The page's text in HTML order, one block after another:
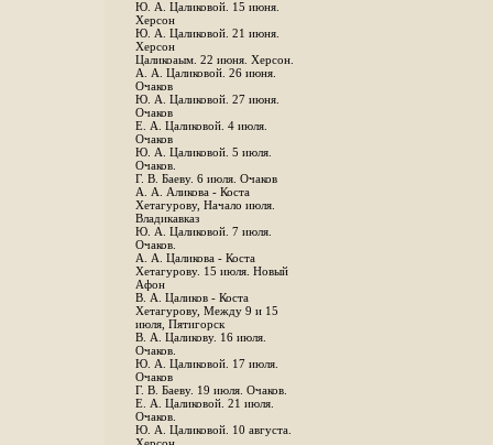
Ю. А. Цаликовой. 15 июня.
Херсон
Ю. А. Цаликовой. 21 июня.
Херсон
Цаликоаым. 22 июня. Херсон.
А. А. Цаликовой. 26 июня.
Очаков
Ю. А. Цаликовой. 27 июня.
Очаков
Е. А. Цаликовой. 4 июля.
Очаков
Ю. А. Цаликовой. 5 июля.
Очаков.
Г. В. Баеву. 6 июля. Очаков
А. А. Аликова - Коста
Хетагурову, Начало июля.
Владикавказ
Ю. А. Цаликовой. 7 июля.
Очаков.
А. А. Цаликова - Коста
Хетагурову. 15 июля. Новый
Афон
В. А. Цаликов - Коста
Хетагурову, Между 9 и 15
июля, Пятигорск
В. А. Цаликову. 16 июля.
Очаков.
Ю. А. Цаликовой. 17 июля.
Очаков
Г. В. Баеву. 19 июля. Очаков.
Е. А. Цаликовой. 21 июля.
Очаков.
Ю. А. Цаликовой. 10 августа.